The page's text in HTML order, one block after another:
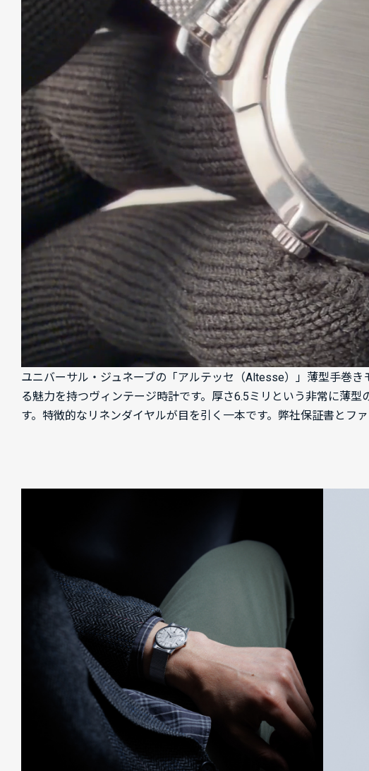
ユニバーサル・ジュネーブの「アルテッセ（Altesse）」薄型手巻
る魅力を持つヴィンテージ時計です。厚さ6.5ミリという非常に薄
す。特徴的なリネンダイヤルが目を引く一本です。弊社保証書とフ